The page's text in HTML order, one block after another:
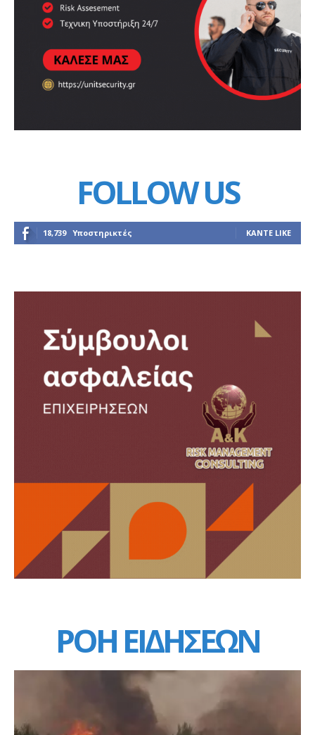
FOLLOW US
18,739 Υποστηρικτές ΚΆΝΤΕ LIKE
ΡΟΗ ΕΙΔΗΣΕΩΝ